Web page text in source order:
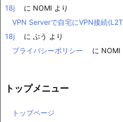
18j
に NOMI より
VPN Serverで自宅にVPN接続
18j
に ぶう より
プライバシーポリシー
に NOMI
トップメニュー
トップページ